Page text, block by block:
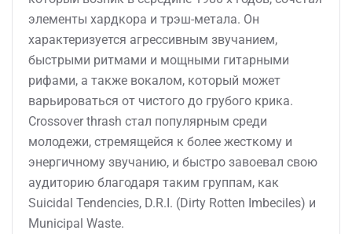
элементы хардкора и трэш-метала. Он
характеризуется агрессивным звучанием,
быстрыми ритмами и мощными гитарными
рифами, а также вокалом, который может
варьироваться от чистого до грубого крика.
Crossover thrash стал популярным среди
молодежи, стремящейся к более жесткому и
энергичному звучанию, и быстро завоевал свою
аудиторию благодаря таким группам, как
Suicidal Tendencies, D.R.I. (Dirty Rotten Imbeciles) и
Municipal Waste.